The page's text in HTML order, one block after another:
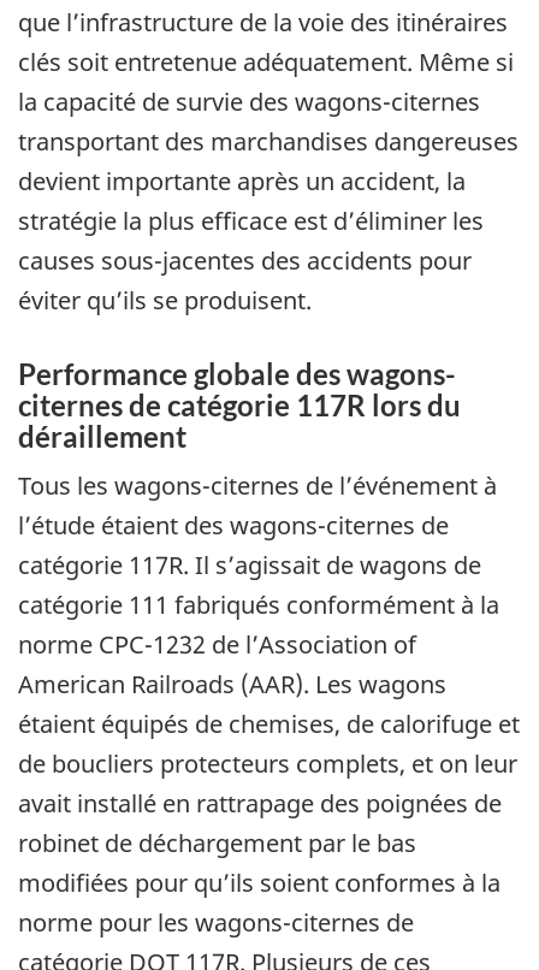
que l’infrastructure de la voie des itinéraires
clés soit entretenue adéquatement. Même si
la capacité de survie des wagons-citernes
transportant des marchandises dangereuses
devient importante après un accident, la
stratégie la plus efficace est d’éliminer les
causes sous-jacentes des accidents pour
éviter qu’ils se produisent.
Performance globale des wagons-
citernes de catégorie 117R lors du
déraillement
Tous les wagons-citernes de l’événement à
l’étude étaient des wagons-citernes de
catégorie 117R. Il s’agissait de wagons de
catégorie 111 fabriqués conformément à la
norme CPC-1232 de l’Association of
American Railroads (AAR). Les wagons
étaient équipés de chemises, de calorifuge et
de boucliers protecteurs complets, et on leur
avait installé en rattrapage des poignées de
robinet de déchargement par le bas
modifiées pour qu’ils soient conformes à la
norme pour les wagons-citernes de
catégorie DOT 117R. Plusieurs de ces